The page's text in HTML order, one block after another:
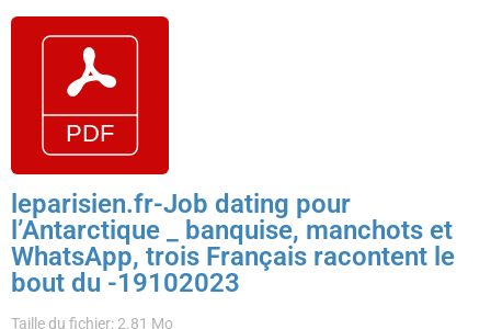
leparisien.fr-Job dating pour
l’Antarctique _ banquise, manchots et
WhatsApp, trois Français racontent le
bout du -19102023
Taille du fichier: 2.81 Mo